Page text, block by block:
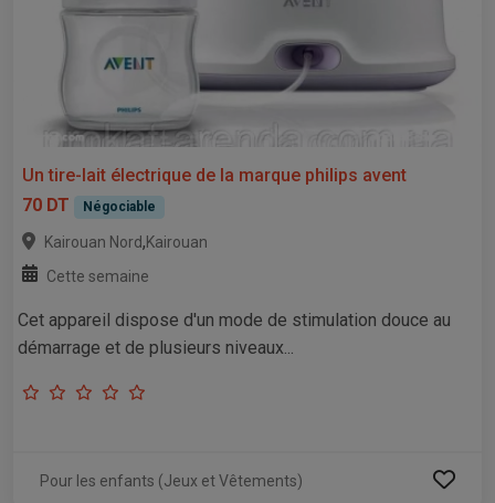
Un tire-lait électrique de la marque philips avent
70 DT
Négociable
Kairouan Nord,Kairouan
Cette semaine
Cet appareil dispose d'un mode de stimulation douce au
démarrage et de plusieurs niveaux...
Pour les enfants (Jeux et Vêtements)